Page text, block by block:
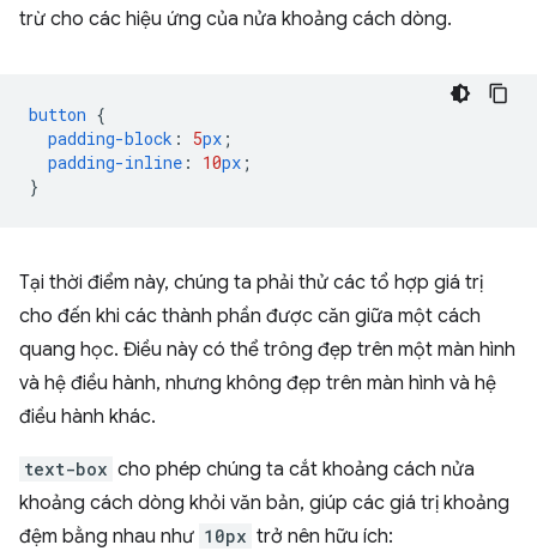
trừ cho các hiệu ứng của nửa khoảng cách dòng.
button {
padding-block : 5px ;
padding-inline : 10px ;
}
Tại thời điểm này, chúng ta phải thử các tổ hợp giá trị
cho đến khi các thành phần được căn giữa một cách
quang học. Điều này có thể trông đẹp trên một màn hình
và hệ điều hành, nhưng không đẹp trên màn hình và hệ
điều hành khác.
text-box cho phép chúng ta cắt khoảng cách nửa
khoảng cách dòng khỏi văn bản, giúp các giá trị khoảng
đệm bằng nhau như 10px trở nên hữu ích: